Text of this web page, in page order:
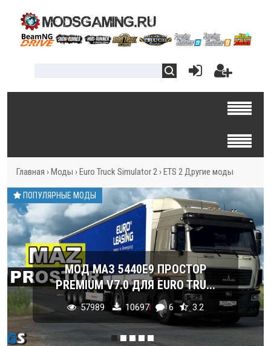
Главная › Моды › Euro Truck Simulator 2 › ETS 2 Другие моды
ПОПУЛЯРНЫЕ МОДЫ
МОД МАЗ 5440E9 ПРОСТОР
PREMIUM V7.0 ДЛЯ EURO TRU...
57989 10697 6 3.2